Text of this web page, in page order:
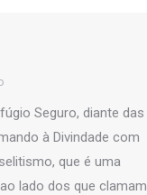
Seguro, diante das
à Divindade com
que é uma
lado dos que clamam